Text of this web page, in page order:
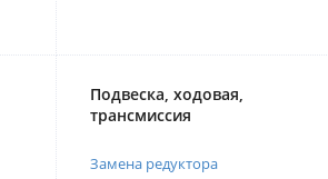
Подвеска, ходовая,
трансмиссия
Замена редуктора